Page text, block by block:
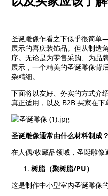
圣诞雕像乍看之下似乎很简
展示的喜庆装饰品。但从制造
序。无论是为零售采购、为品
展示，一个精美的圣诞雕像背
杂精细。
下面将以友好、务实的方式介
真正适用，以及 B2B 买家在下
圣诞雕像通常由什么材料制成？
在人偶/收藏品领域，圣诞雕像
树脂（聚树脂/PU）
这是制作中小型室内圣诞雕像的